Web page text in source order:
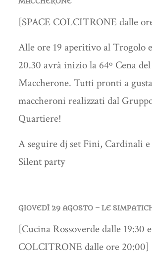
[SPACE COLCITRONE dalle
Alle ore 19 aperitivo al Trogolo
20.30 avrà inizio la 64º Cena del
Maccherone. Tutti pronti a
maccheroni realizzati dal
Quartiere!
A seguire dj set Fini, Cardinali
Silent party
GIOVEDÌ 29 AGOSTO – LE
[Cucina Rossoverde dalle 19:30
COLCITRONE dalle ore 20:00]